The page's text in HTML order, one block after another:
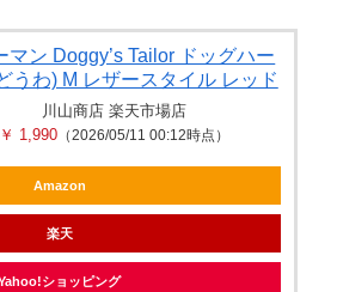
マン Doggy’s Tailor ドッグハー
うわ) M レザースタイル レッド
川山商店 楽天市場店
￥ 1,990（2026/05/11 00:12時点）
Amazon
楽天
ショッピング